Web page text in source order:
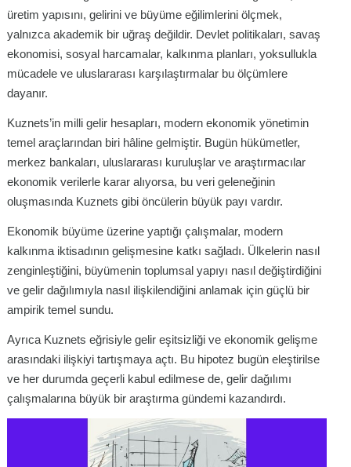
üretim yapısını, gelirini ve büyüme eğilimlerini ölçmek,
yalnızca akademik bir uğraş değildir. Devlet politikaları, savaş
ekonomisi, sosyal harcamalar, kalkınma planları, yoksullukla
mücadele ve uluslararası karşılaştırmalar bu ölçümlere
dayanır.
Kuznets’in milli gelir hesapları, modern ekonomik yönetimin
temel araçlarından biri hâline gelmiştir. Bugün hükümetler,
merkez bankaları, uluslararası kuruluşlar ve araştırmacılar
ekonomik verilerle karar alıyorsa, bu veri geleneğinin
oluşmasında Kuznets gibi öncülerin büyük payı vardır.
Ekonomik büyüme üzerine yaptığı çalışmalar, modern
kalkınma iktisadının gelişmesine katkı sağladı. Ülkelerin nasıl
zenginleştiğini, büyümenin toplumsal yapıyı nasıl değiştirdiğini
ve gelir dağılımıyla nasıl ilişkilendiğini anlamak için güçlü bir
ampirik temel sundu.
Ayrıca Kuznets eğrisiyle gelir eşitsizliği ve ekonomik gelişme
arasındaki ilişkiyi tartışmaya açtı. Bu hipotez bugün eleştirilse
ve her durumda geçerli kabul edilmese de, gelir dağılımı
çalışmalarına büyük bir araştırma gündemi kazandırdı.